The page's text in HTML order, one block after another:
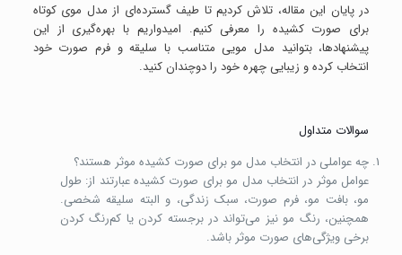
در پایان این مقاله، تلاش کردیم تا طیف گسترده‌ای از مدل موی کوتاه
برای صورت کشیده را معرفی کنیم. امیدواریم با بهره‌گیری از این
پیشنهادها، بتوانید مدل مویی متناسب با سلیقه و فرم صورت خود
انتخاب کرده و زیبایی چهره خود را دوچندان کنید.
سوالات متداول
چه عواملی در انتخاب مدل مو برای صورت کشیده موثر هستند؟
عوامل موثر در انتخاب مدل مو برای صورت کشیده عبارتند از: طول
مو، بافت مو، فرم صورت، سبک زندگی، و البته سلیقه شخصی.
همچنین، رنگ مو نیز می‌تواند در برجسته کردن یا کم‌رنگ کردن
برخی ویژگی‌های صورت موثر باشد.